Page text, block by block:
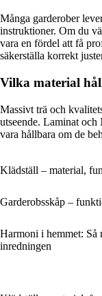
Många garderober
instruktioner. Om du
vara en fördel att få
säkerställa korrekt
Vilka material
Massivt trä och
utseende. Laminat
vara hållbara om de
Klädställ – material,
Garderobsskåp –
Harmoni i hemmet: Så
inredningen